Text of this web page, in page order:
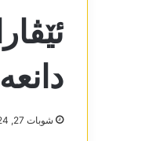
شوبات 27, 2024